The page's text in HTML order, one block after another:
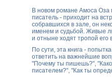
В новом романе Амоса Оза
писатель - приходит на
собравшихся в зале, он
именем и судьбой. Живые
и отныне ходят тропой его
По сути, эта книга -
ответить на важнейшие
"Почему ты пишешь?",
писателем?", "Как ты